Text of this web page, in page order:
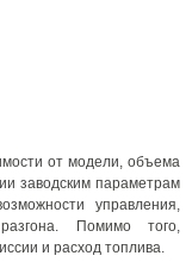
от модели, объема
заводским параметрам
управления,
Помимо того,
и расход топлива.